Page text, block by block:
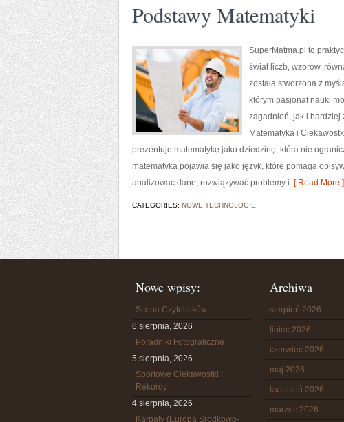
Podstawy Matematyki
SuperMatma.pl to
świat liczb, wzorów,
została stworzona z
którym pasjonat nauki
zagadnień, jak i bardziej
Matematyka i
prezentuje matematykę jako dziedzinę, która nie
matematyka pojawia się jako język, które pomaga
analizować dane, rozwiązywać problemy i [ Read More ]
CATEGORIES: NOWE TECHNOLOGIE
Nowe wpisy:
Scena Czytelników
6 sierpnia, 2026
Poradniki Fotograficzne
5 sierpnia, 2026
Sportowe Ciekawostki i
Rekordy
4 sierpnia, 2026
Karpaty (Europa Środkowo-
Archiwa
sierpień 2026
lipiec 2026
czerwiec 2026
maj 2026
kwiecień 2026
marzec 2026